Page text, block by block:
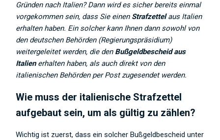
Gründen nach Italien? Dann wird es sicher bereits einmal
vorgekommen sein, dass Sie einen Strafzettelaus Italien
erhalten haben. Ein solcher kann Ihnen dann sowohl von
den deutschen Behörden (Regierungspräsidium)
weitergeleitet werden, die den Bußgeldbescheid aus
Italienerhalten haben, als auch direkt von den
italienischen Behörden per Post zugesendet werden.
Wie muss der italienische Strafzettel
aufgebaut sein, um als gültig zu zählen?
Wichtig ist zuerst, dass ein solcher Bußgeldbescheid unter